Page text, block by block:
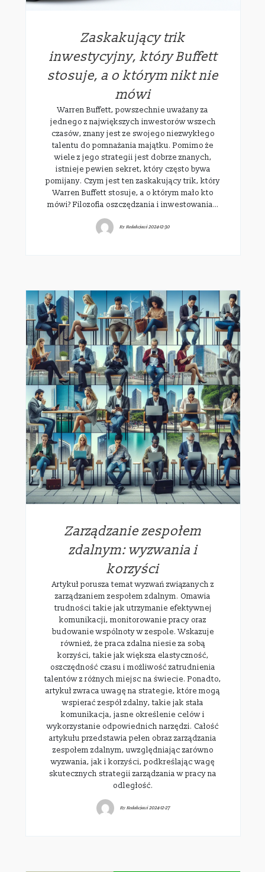
Zaskakujący trik
inwestycyjny, który Buffett
stosuje, a o którym nikt nie
mówi
Warren Buffett, powszechnie uważany za
jednego z największych inwestorów wszech
czasów, znany jest ze swojego niezwykłego
talentu do pomnażania majątku. Pomimo że
wiele z jego strategii jest dobrze znanych,
istnieje pewien sekret, który często bywa
pomijany. Czym jest ten zaskakujący trik, który
Warren Buffett stosuje, a o którym mało kto
mówi? Filozofia oszczędzania i inwestowania…
ByRedakcjawi 2024-12-30
Zarządzanie zespołem
zdalnym: wyzwania i
korzyści
Artykuł porusza temat wyzwań związanych z
zarządzaniem zespołem zdalnym. Omawia
trudności takie jak utrzymanie efektywnej
komunikacji, monitorowanie pracy oraz
budowanie wspólnoty w zespole. Wskazuje
również, że praca zdalna niesie za sobą
korzyści, takie jak większa elastyczność,
oszczędność czasu i możliwość zatrudnienia
talentów z różnych miejsc na świecie. Ponadto,
artykuł zwraca uwagę na strategie, które mogą
wspierać zespół zdalny, takie jak stała
komunikacja, jasne określenie celów i
wykorzystanie odpowiednich narzędzi. Całość
artykułu przedstawia pełen obraz zarządzania
zespołem zdalnym, uwzględniając zarówno
wyzwania, jak i korzyści, podkreślając wagę
skutecznych strategii zarządzania w pracy na
odległość.
ByRedakcjawi 2024-12-27